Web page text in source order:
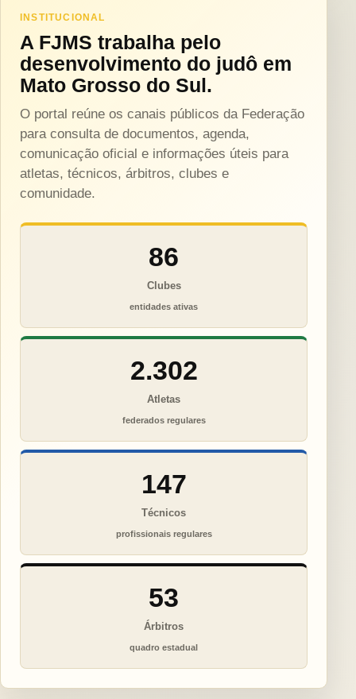
INSTITUCIONAL
A FJMS trabalha pelo
desenvolvimento do judô em
Mato Grosso do Sul.
O portal reúne os canais públicos da Federação
para consulta de documentos, agenda,
comunicação oficial e informações úteis para
atletas, técnicos, árbitros, clubes e
comunidade.
86
Clubes
entidades ativas
2.302
Atletas
federados regulares
147
Técnicos
profissionais regulares
53
Árbitros
quadro estadual